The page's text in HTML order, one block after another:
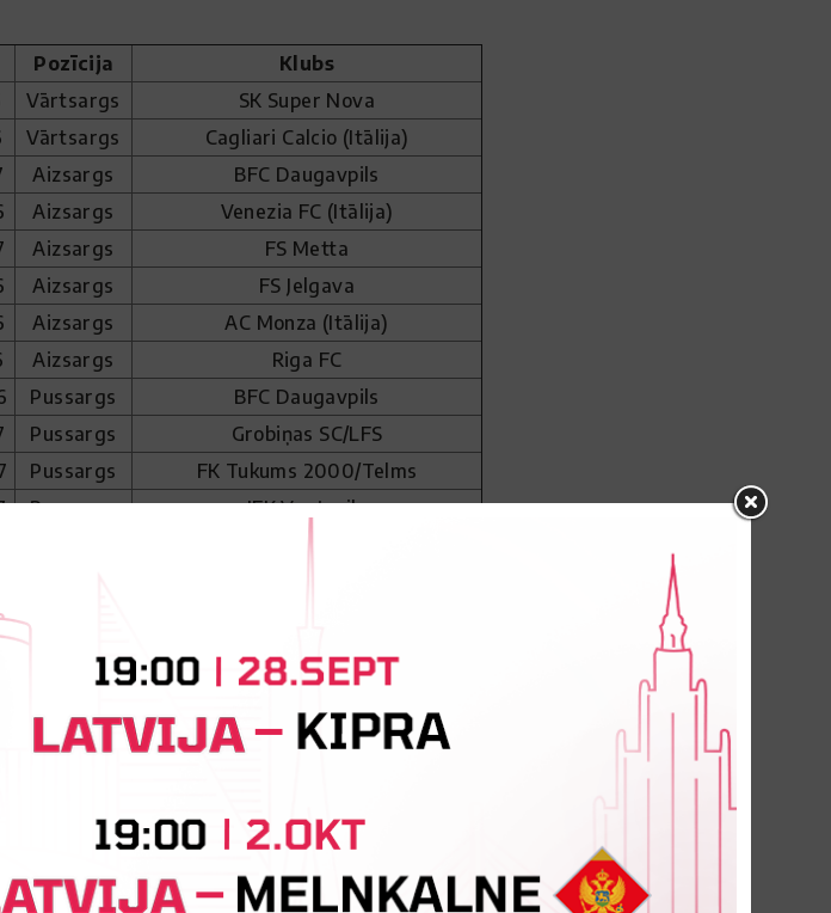
Pozīcija
Klubs
Vārtsargs
SK Super Nova
Vārtsargs
Cagliari Calcio (Itālija)
Aizsargs
BFC Daugavpils
Aizsargs
Venezia FC (Itālija)
Aizsargs
FS Metta
Aizsargs
FS Jelgava
Aizsargs
AC Monza (Itālija)
Aizsargs
Riga FC
Pussargs
BFC Daugavpils
Pussargs
Grobiņas SC/LFS
Pussargs
FK Tukums 2000/Telms
Pussargs
JFK Ventspils
Grobiņas SC/LFS
Pussargs
Pussargs FS Metta
Pussargs FS Metta
Uzbrucējs
Inter Milan (Itālija)
Uzbrucējs
FC Polissya (Ukraina)